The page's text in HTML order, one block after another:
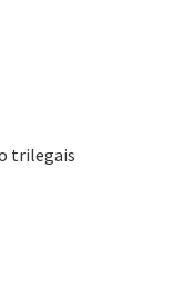
trilegais